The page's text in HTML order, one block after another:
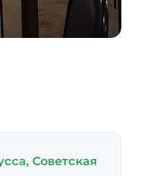
Советская